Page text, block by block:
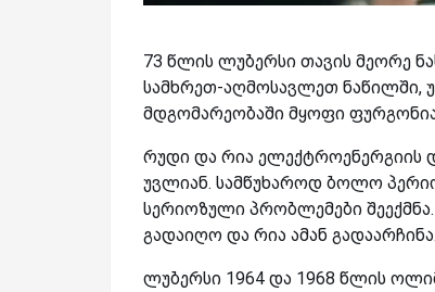
73 წლის ლუბერსი თავის მეორე
სამხრეთ-აღმოსავლეთ ნაწილში,
მდგომარეობაში მყოფი
რუდი და რია ელექტროენერგიის
უვლიან. სამწუხაროდ ბოლო
სერიოზული პრობლემები
გადაიღო და რია ამან გადაარჩინა.
ლუბერსი 1964 და 1968 წლის